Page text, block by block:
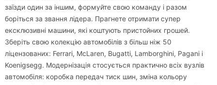
заїзди один за іншим, формуйте свою команду і разом
боріться за звання лідера. Прагнете отримати супер
ексклюзивні машини, які коштують пристойних грошей.
Зберіть свою колекцію автомобілів з більш ніж 50
ліцензованих: Ferrari, McLaren, Bugatti, Lamborghini, Pagani і
Koenigsegg. Модернізація стосується практично всіх вузлів
автомобіля: коробка передач тиск шин, зміна кольору